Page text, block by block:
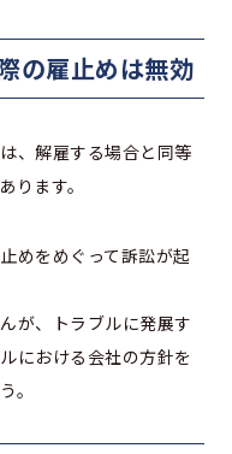
の雇止めは無効
、解雇する場合と同等
ります。
めをめぐって訴訟が起
が、トラブルに発展す
における会社の方針を
。